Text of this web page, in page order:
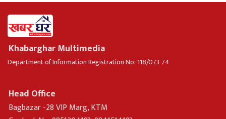
Khabarghar Multimedia
Department of Information Registration No: 118/073-74
Head Office
Bagbazar -28 VIP Marg, KTM